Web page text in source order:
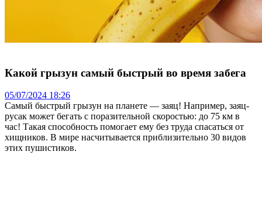
Какой грызун самый быстрый во время забега
05/07/2024 18:26
Самый быстрый грызун на планете — заяц! Например, заяц-
русак может бегать с поразительной скоростью: до 75 км в
час! Такая способность помогает ему без труда спасаться от
хищников. В мире насчитывается приблизительно 30 видов
этих пушистиков.